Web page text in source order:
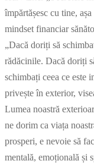
împărtășesc cu tine,
mindset financiar
„Dacă doriți să
rădăcinile. Dacă doriți
schimbați ceea ce este
privește în exterior,
Lumea noastră
ne dorim ca viața
prosperi, e nevoie să
mentală, emoțională și